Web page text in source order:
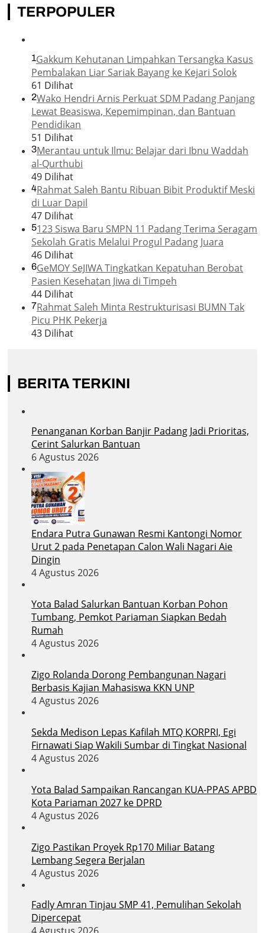
TERPOPULER
1Gakkum Kehutanan Limpahkan Tersangka Kasus
Pembalakan Liar Sariak Bayang ke Kejari Solok
61 Dilihat
2Wako Hendri Arnis Perkuat SDM Padang Panjang
Lewat Beasiswa, Kepemimpinan, dan Bantuan
Pendidikan
51 Dilihat
3Merantau untuk Ilmu: Belajar dari Ibnu Waddah
al-Qurthubi
49 Dilihat
4Rahmat Saleh Bantu Ribuan Bibit Produktif Meski
di Luar Dapil
47 Dilihat
5123 Siswa Baru SMPN 11 Padang Terima Seragam
Sekolah Gratis Melalui Progul Padang Juara
46 Dilihat
6GeMOY SeJIWA Tingkatkan Kepatuhan Berobat
Pasien Kesehatan Jiwa di Timpeh
44 Dilihat
7Rahmat Saleh Minta Restrukturisasi BUMN Tak
Picu PHK Pekerja
43 Dilihat
BERITA TERKINI
Penanganan Korban Banjir Padang Jadi Prioritas,
Cerint Salurkan Bantuan
6 Agustus 2026
Endara Putra Gunawan Resmi Kantongi Nomor
Urut 2 pada Penetapan Calon Wali Nagari Aie
Dingin
4 Agustus 2026
Yota Balad Salurkan Bantuan Korban Pohon
Tumbang, Pemkot Pariaman Siapkan Bedah
Rumah
4 Agustus 2026
Zigo Rolanda Dorong Pembangunan Nagari
Berbasis Kajian Mahasiswa KKN UNP
4 Agustus 2026
Sekda Medison Lepas Kafilah MTQ KORPRI, Egi
Firnawati Siap Wakili Sumbar di Tingkat Nasional
4 Agustus 2026
Yota Balad Sampaikan Rancangan KUA-PPAS APBD
Kota Pariaman 2027 ke DPRD
4 Agustus 2026
Zigo Pastikan Proyek Rp170 Miliar Batang
Lembang Segera Berjalan
4 Agustus 2026
Fadly Amran Tinjau SMP 41, Pemulihan Sekolah
Dipercepat